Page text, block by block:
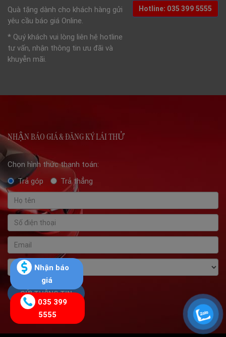
Quà tặng dành cho khách hàng gửi
yêu cầu báo giá Online.
* Quý khách vui lòng liên hệ hotline
tư vấn, nhận thông tin ưu đãi và
khuyễn mãi.
Hotline: 035 399 5555
Nhận báo
giá
035 399
5555
NHẬN BÁO GIÁ & ĐĂNG KÝ LÁI THỬ
Chọn hình thức thanh toán:
Trả góp
Trả thẳng